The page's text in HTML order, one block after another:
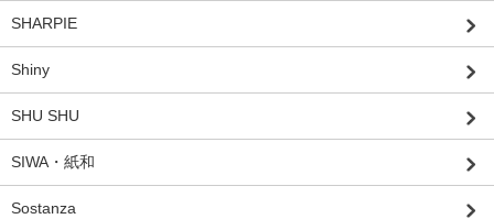
SHARPIE
Shiny
SHU SHU
SIWA・紙和
Sostanza